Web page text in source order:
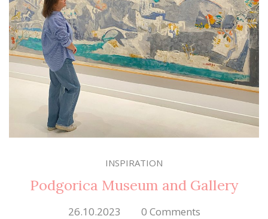
INSPIRATION
Podgorica Museum and Gallery
26.10.2023 0 Comments